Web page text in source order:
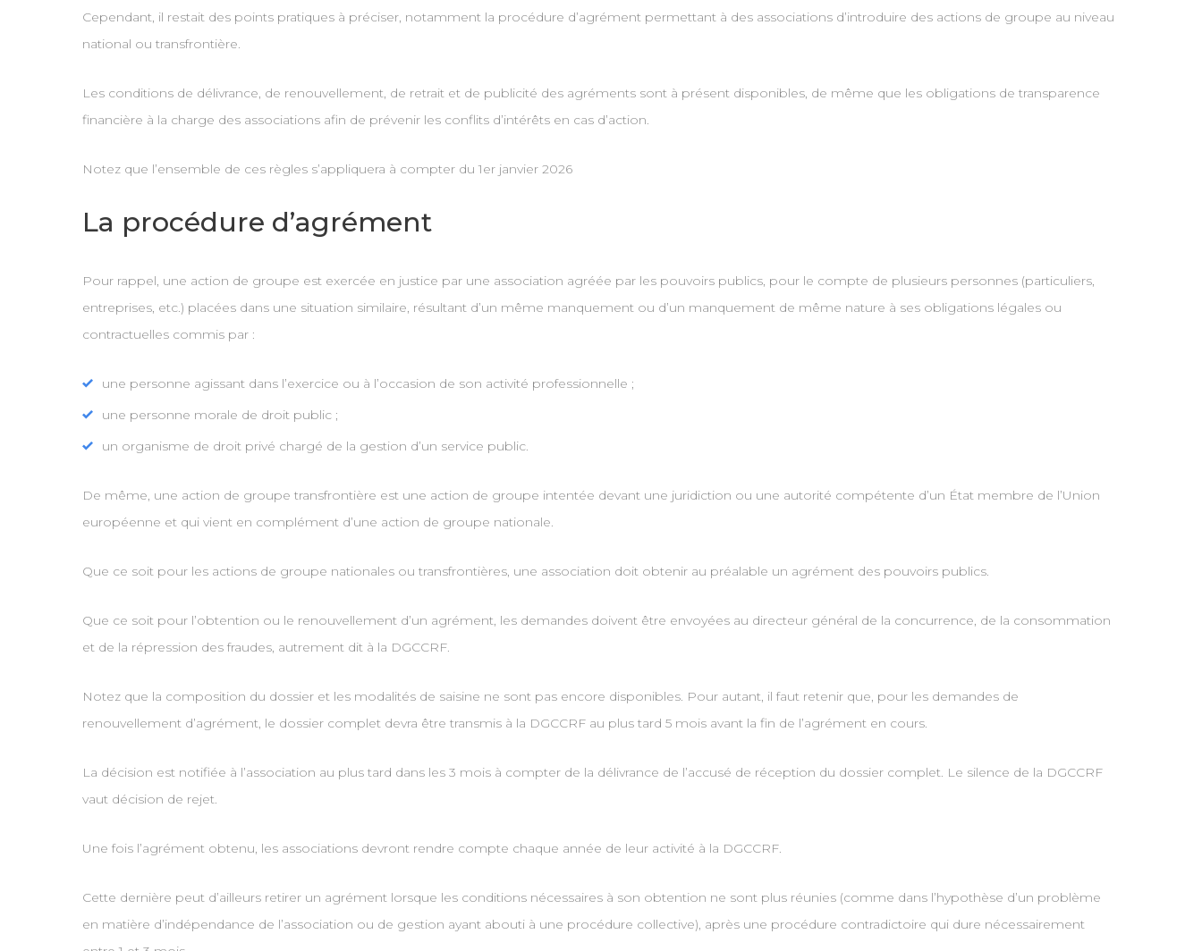
Cependant, il restait des points pratiques à préciser, notamment la procédure d’agrément permettant à des associations d’introduire des actions de groupe au niveau
national ou transfrontière.
Les conditions de délivrance, de renouvellement, de retrait et de publicité des agréments sont à présent disponibles, de même que les obligations de transparence
financière à la charge des associations afin de prévenir les conflits d’intérêts en cas d’action.
Notez que l’ensemble de ces règles s’appliquera à compter du 1er janvier 2026
La procédure d’agrément
Pour rappel, une action de groupe est exercée en justice par une association agréée par les pouvoirs publics, pour le compte de plusieurs personnes (particuliers,
entreprises, etc.) placées dans une situation similaire, résultant d’un même manquement ou d’un manquement de même nature à ses obligations légales ou
contractuelles commis par :
une personne agissant dans l’exercice ou à l’occasion de son activité professionnelle ;
une personne morale de droit public ;
un organisme de droit privé chargé de la gestion d’un service public.
De même, une action de groupe transfrontière est une action de groupe intentée devant une juridiction ou une autorité compétente d’un État membre de l’Union
européenne et qui vient en complément d’une action de groupe nationale.
Que ce soit pour les actions de groupe nationales ou transfrontières, une association doit obtenir au préalable un agrément des pouvoirs publics.
Que ce soit pour l’obtention ou le renouvellement d’un agrément, les demandes doivent être envoyées au directeur général de la concurrence, de la consommation
et de la répression des fraudes, autrement dit à la DGCCRF.
Notez que la composition du dossier et les modalités de saisine ne sont pas encore disponibles. Pour autant, il faut retenir que, pour les demandes de
renouvellement d’agrément, le dossier complet devra être transmis à la DGCCRF au plus tard 5 mois avant la fin de l’agrément en cours.
La décision est notifiée à l’association au plus tard dans les 3 mois à compter de la délivrance de l’accusé de réception du dossier complet. Le silence de la DGCCRF
vaut décision de rejet.
Une fois l’agrément obtenu, les associations devront rendre compte chaque année de leur activité à la DGCCRF.
Cette dernière peut d’ailleurs retirer un agrément lorsque les conditions nécessaires à son obtention ne sont plus réunies (comme dans l’hypothèse d’un problème
en matière d’indépendance de l’association ou de gestion ayant abouti à une procédure collective), après une procédure contradictoire qui dure nécessairement